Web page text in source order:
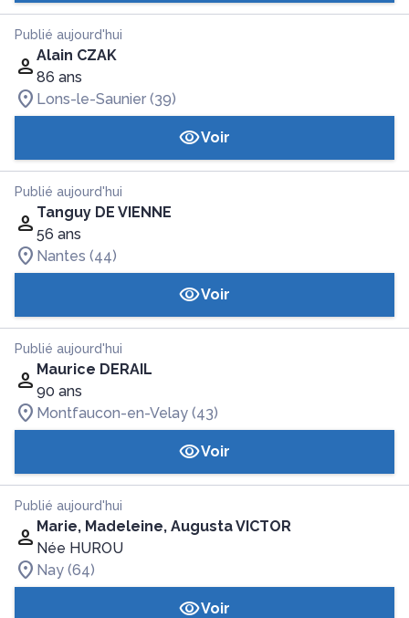
Publié aujourd'hui
Alain CZAK
86 ans
Lons-le-Saunier (39)
Voir
Publié aujourd'hui
Tanguy DE VIENNE
56 ans
Nantes (44)
Voir
Publié aujourd'hui
Maurice DERAIL
90 ans
Montfaucon-en-Velay (43)
Voir
Publié aujourd'hui
Marie, Madeleine, Augusta VICTOR
Née HUROU
Nay (64)
Voir